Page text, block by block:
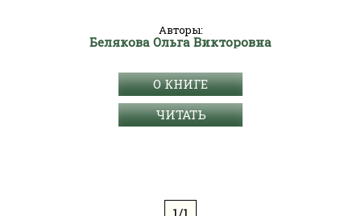
Авторы:
Белякова Ольга Викторовна
О КНИГЕ
ЧИТАТЬ